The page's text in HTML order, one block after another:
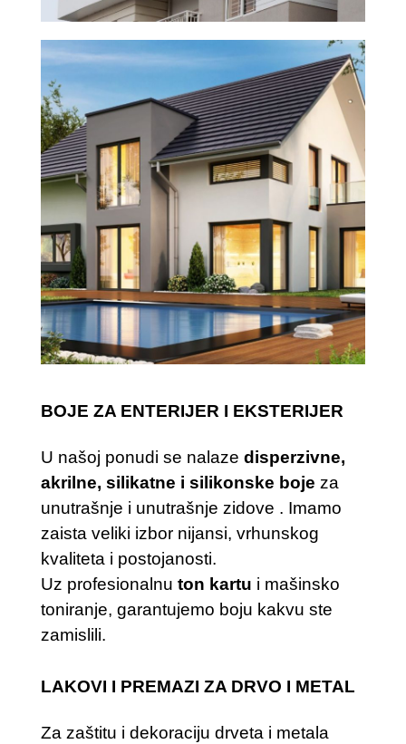
BOJE ZA ENTERIJER I EKSTERIJER
U našoj ponudi se nalaze disperzivne,
akrilne, silikatne i silikonske boje za
unutrašnje i unutrašnje zidove . Imamo
zaista veliki izbor nijansi, vrhunskog
kvaliteta i postojanosti.
Uz profesionalnu ton kartu i mašinsko
toniranje, garantujemo boju kakvu ste
zamislili.
LAKOVI I PREMAZI ZA DRVO I METAL
Za zaštitu i dekoraciju drveta i metala